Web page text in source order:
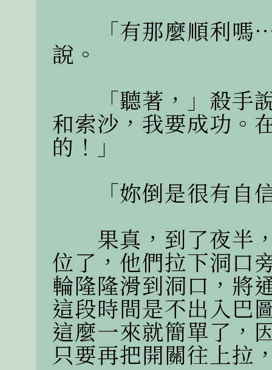
「有那麼順利嗎
說。
「聽著，」殺手說
和索沙，我要成功。
的！」
「妳倒是很有自
果真，到了夜半，
位了，他們拉下洞口
輪隆隆滑到洞口，將
這段時間是不出入巴
這麼一來就簡單了，
只要再把開關往上拉